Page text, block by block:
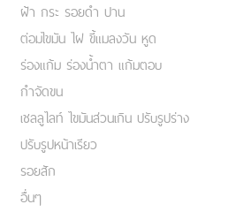
ฝ้า กระ รอยดำ ปาน
ต่อมไขมัน ไฝ ขี้แมลงวัน หูด
ร่องแก้ม ร่องน้ำตา แก้มตอบ
กำจัดขน
เชลลูไลท์ ไขมันส่วนเกิน ปรับรูปร่าง
ปรับรูปหน้าเรียว
รอยสัก
อื่นๆ